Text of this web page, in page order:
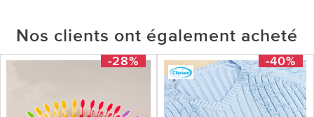
Nos clients ont également acheté
-28% -40%